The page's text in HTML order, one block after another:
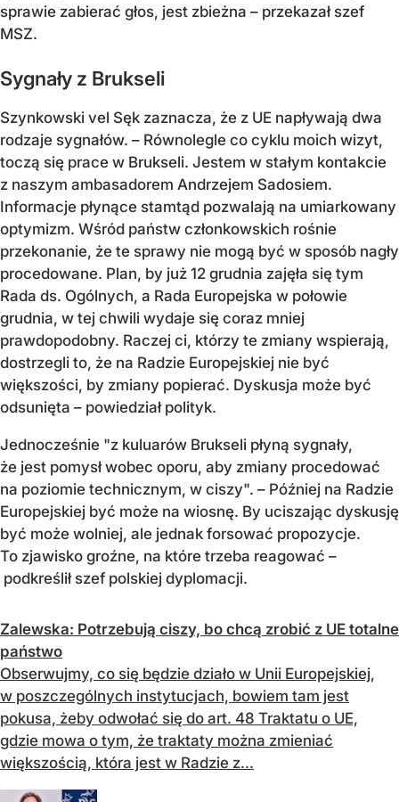
sprawie zabierać głos, jest zbieżna – przekazał szef
MSZ.
Sygnały z Brukseli
Szynkowski vel Sęk zaznacza, że z UE napływają dwa
rodzaje sygnałów. – Równolegle co cyklu moich wizyt,
toczą się prace w Brukseli. Jestem w stałym kontakcie
z naszym ambasadorem Andrzejem Sadosiem.
Informacje płynące stamtąd pozwalają na umiarkowany
optymizm. Wśród państw członkowskich rośnie
przekonanie, że te sprawy nie mogą być w sposób nagły
procedowane. Plan, by już 12 grudnia zajęła się tym
Rada ds. Ogólnych, a Rada Europejska w połowie
grudnia, w tej chwili wydaje się coraz mniej
prawdopodobny. Raczej ci, którzy te zmiany wspierają,
dostrzegli to, że na Radzie Europejskiej nie być
większości, by zmiany popierać. Dyskusja może być
odsunięta – powiedział polityk.
Jednocześnie "z kuluarów Brukseli płyną sygnały,
że jest pomysł wobec oporu, aby zmiany procedować
na poziomie technicznym, w ciszy". – Później na Radzie
Europejskiej być może na wiosnę. By uciszając dyskusję
być może wolniej, ale jednak forsować propozycje.
To zjawisko groźne, na które trzeba reagować –
podkreślił szef polskiej dyplomacji.
Zalewska: Potrzebują ciszy, bo chcą zrobić z UE totalne
państwo
Obserwujmy, co się będzie działo w Unii Europejskiej,
w poszczególnych instytucjach, bowiem tam jest
pokusa, żeby odwołać się do art. 48 Traktatu o UE,
gdzie mowa o tym, że traktaty można zmieniać
większością, która jest w Radzie z...